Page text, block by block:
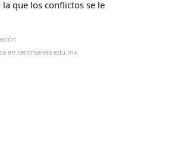
que los conflictos se le
en centroeleia.edu.mx